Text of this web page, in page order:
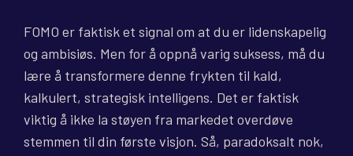
FOMO er faktisk et signal om at du er lidenskapelig
og ambisiøs. Men for å oppnå varig suksess, må du
lære å transformere denne frykten til kald,
kalkulert, strategisk intelligens. Det er faktisk
viktig å ikke la støyen fra markedet overdøve
stemmen til din første visjon. Så, paradoksalt nok,